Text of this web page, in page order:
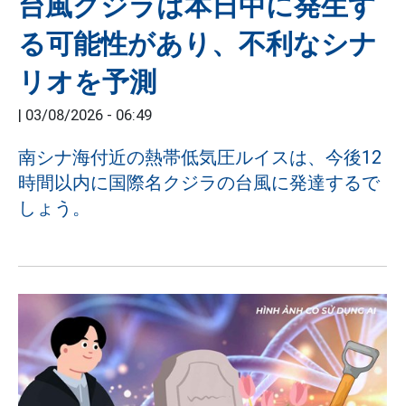
る可能性があり、不利なシナ
リオを予測
| 03/08/2026 - 06:49
南シナ海付近の熱帯低気圧ルイスは、今後12
時間以内に国際名クジラの台風に発達するで
しょう。